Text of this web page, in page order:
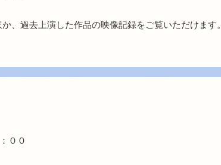
、過去上演した作品の映像記録をご覧いただけます。
００